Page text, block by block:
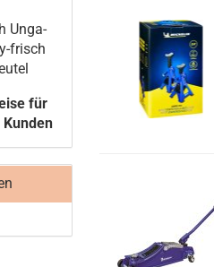
Un­ga­
​frisch
für